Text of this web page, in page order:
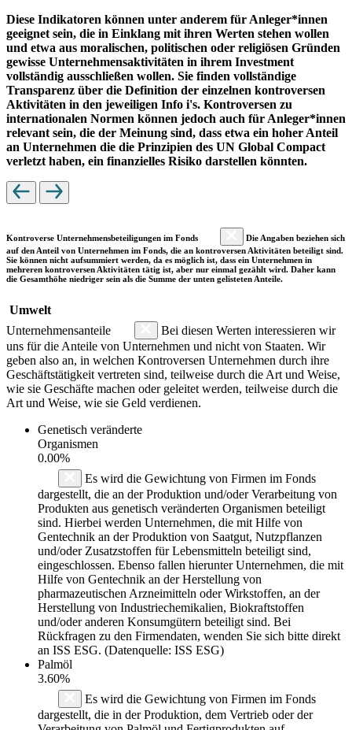
Diese Indikatoren können unter anderem für Anleger*innen
geeignet sein, die in Einklang mit ihren Werten stehen wollen
und etwa aus moralischen, politischen oder religiösen Gründen
gewisse Unternehmensaktivitäten in ihrem Investment
vollständig ausschließen wollen. Sie finden vollständige
Transparenz über die Definition der einzelnen kontroversen
Aktivitäten in den jeweiligen Info i's. Kontroversen zu
internationalen Normen können jedoch auch für Anleger*innen
relevant sein, die der Meinung sind, dass etwa ein hoher Anteil
an Unternehmen die die Prinzipien des UN Global Compact
verletzt haben, ein finanzielles Risiko darstellen könnten.
Kontroverse Unternehmensbeteiligungen im Fonds
Die Angaben beziehen sich
auf den Anteil von Unternehmen im Fonds, die an kontroversen Aktivitäten beteiligt sind.
Sie können nicht aufsummiert werden, da es möglich ist, dass ein Unternehmen in
mehreren kontroversen Aktivitäten tätig ist, aber nur einmal gezählt wird. Daher kann
die Gesamthöhe niedriger sein als die Summe der unten gelisteten Anteile.
Umwelt
Unternehmensanteile
Bei diesen Werten interessieren wir
uns für die Anteile von Unternehmen und nicht von Staaten. Wir
geben also an, in welchen Kontroversen Unternehmen durch ihre
Geschäftstätigkeit vertreten sind, teilweise durch die Art und Weise,
wie sie Geschäfte machen oder geleitet werden, teilweise durch die
Art und Weise, wie sie Geld verdienen.
Genetisch veränderte
Organismen
0.00%
Es wird die Gewichtung von Firmen im Fonds
dargestellt, die an der Produktion und/oder Verarbeitung von
Produkten aus genetisch veränderten Organismen beteiligt
sind. Hierbei werden Unternehmen, die mit Hilfe von
Gentechnik an der Produktion von Saatgut, Nutzpflanzen
und/oder Zusatzstoffen für Lebensmitteln beteiligt sind,
eingeschlossen. Ebenso fallen hierunter Unternehmen, die mit
Hilfe von Gentechnik an der Herstellung von
pharmazeutischen Arzneimitteln oder Wirkstoffen, an der
Herstellung von Industriechemikalien, Biokraftstoffen
und/oder anderen Konsumgütern beteiligt sind. Bei
Rückfragen zu den Firmendaten, wenden Sie sich bitte direkt
an ISS ESG. (Datenquelle: ISS ESG)
Palmöl
3.60%
Es wird die Gewichtung von Firmen im Fonds
dargestellt, die in der Produktion, dem Vertrieb oder der